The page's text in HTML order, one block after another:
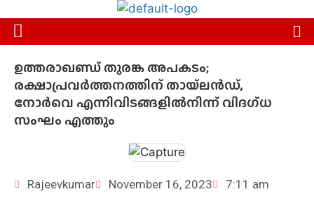
ഉത്തരാഖണ്ഡ് തുരങ്ക അപകടം;
രക്ഷാപ്രവർത്തനത്തിന് തായ്‌ലൻഡ്,
നോർവെ എന്നിവിടങ്ങളിൽനിന്ന് വിദഗ്ധ
സംഘം എത്തും
Rajeevkumar November 16, 2023 7:11 am